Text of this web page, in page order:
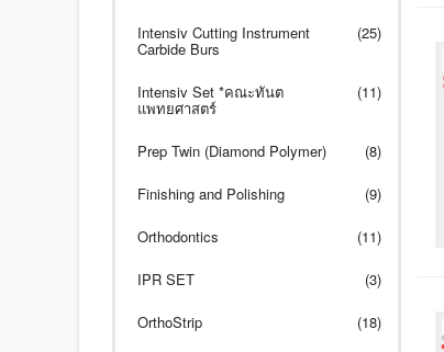
Intensiv Cutting Instrument
Carbide Burs
(25)
Intensiv Set *คณะทันต
แพทยศาสตร์
(11)
Prep Twin (Diamond Polymer) (8)
Finishing and Polishing (9)
Orthodontics (11)
IPR SET (3)
OrthoStrip (18)